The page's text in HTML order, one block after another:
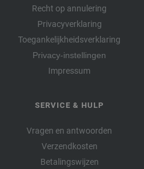
Recht op annulering
Privacyverklaring
Toegankelijkheidsverklaring
Privacy-instellingen
Impressum
SERVICE & HULP
Vragen en antwoorden
Verzendkosten
Betalingswijzen